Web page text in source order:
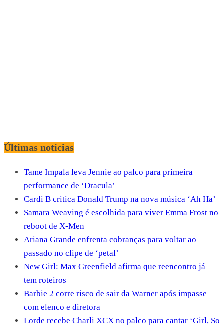
Últimas notícias
Tame Impala leva Jennie ao palco para primeira
performance de ‘Dracula’
Cardi B critica Donald Trump na nova música ‘Ah Ha’
Samara Weaving é escolhida para viver Emma Frost no
reboot de X-Men
Ariana Grande enfrenta cobranças para voltar ao
passado no clipe de ‘petal’
New Girl: Max Greenfield afirma que reencontro já
tem roteiros
Barbie 2 corre risco de sair da Warner após impasse
com elenco e diretora
Lorde recebe Charli XCX no palco para cantar ‘Girl, So